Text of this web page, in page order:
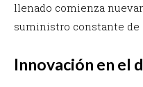
llenado comienza
suministro constante de
Innovación en el